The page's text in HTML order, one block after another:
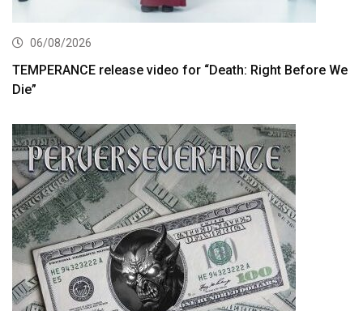
06/08/2026
TEMPERANCE release video for “Death: Right Before We
Die”